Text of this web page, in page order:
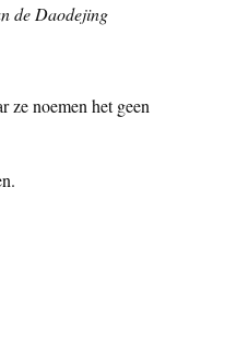
de Daodejing
ze noemen het geen